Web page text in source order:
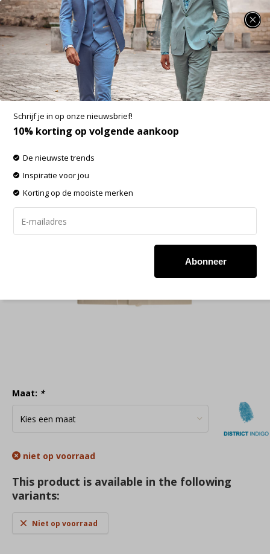
SUMMER SALE: 25% t/m 50% korting op heel veel zomerse items!
District Indigo Pique Performance Shirt Sand
(7.31.025.780 - 044)
Aan verlanglijst toevoegen
Maat: *
niet op voorraad
This product is available in the following
variants:
Niet op voorraad
Schrijf je in op onze nieuwsbrief!
10% korting op volgende aankoop
De nieuwste trends
Inspiratie voor jou
Korting op de mooiste merken
Abonneer